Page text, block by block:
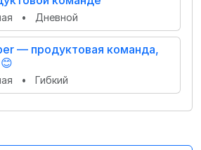
• Дневной
— продуктовая команда,
• Гибкий